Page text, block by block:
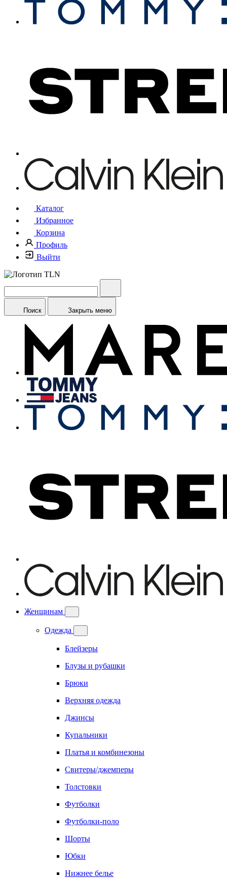
Каталог
Избранное
Корзина
Профиль
Выйти
Поиск Закрыть меню
Женщинам
Одежда
Блейзеры
Блузы и рубашки
Брюки
Верхняя одежда
Джинсы
Купальники
Платья и комбинезоны
Свитеры/джемперы
Толстовки
Футболки
Футболки-поло
Шорты
Юбки
Нижнее белье